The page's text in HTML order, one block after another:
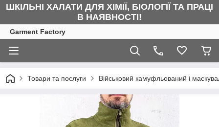
ШКІЛЬНІ ХАЛАТИ ДЛЯ ХІМІЇ, БІОЛОГІЇ ТА ПРАЦІ
В НАЯВНОСТІ!
Garment Factory
Товари та послуги Військовий камуфльований і